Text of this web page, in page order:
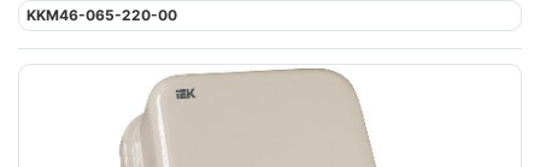
KKM46-065-220-00